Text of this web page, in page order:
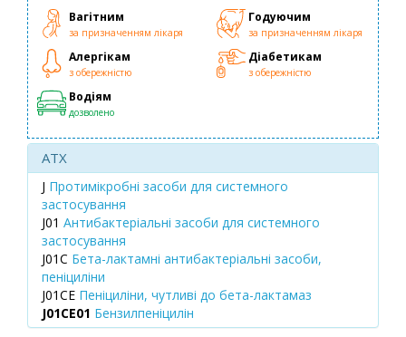
Вагітним
за призначенням лікаря
Годуючим
за призначенням лікаря
Алергікам
з обережністю
Діабетикам
з обережністю
Водіям
дозволено
ATX
J Протимікробні засоби для системного
застосування
J01 Антибактеріальні засоби для системного
застосування
J01C Бета-лактамні антибактеріальні засоби,
пеніциліни
J01CE Пеніциліни, чутливі до бета-лактамаз
J01CE01 Бензилпеніцилін